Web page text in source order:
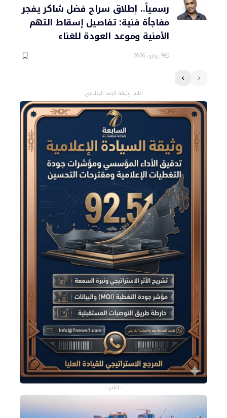
رسمياً.. إطلاق سراح فضل شاكر يفجر
مفاجأة فنية: تفاصيل إسقاط التهم
الأمنية وموعد العودة للغناء
9 يوليو، 2026
اطلب وثيقة الرصد الإعلامي
- إعلان -